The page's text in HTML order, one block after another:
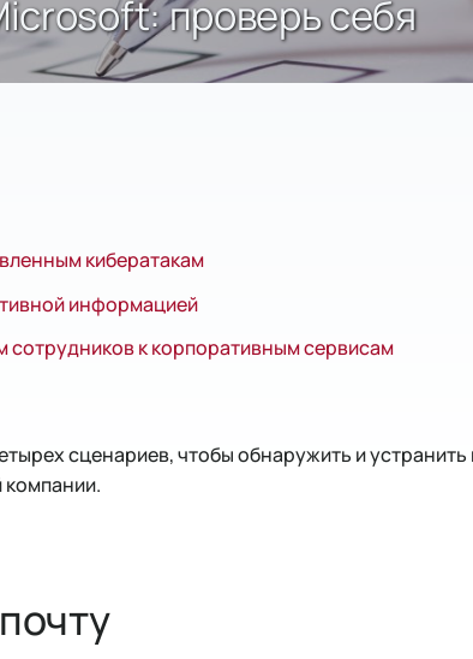
проверь себя
кибератакам
информацией
сотрудников к корпоративным сервисам
сценариев, чтобы обнаружить и